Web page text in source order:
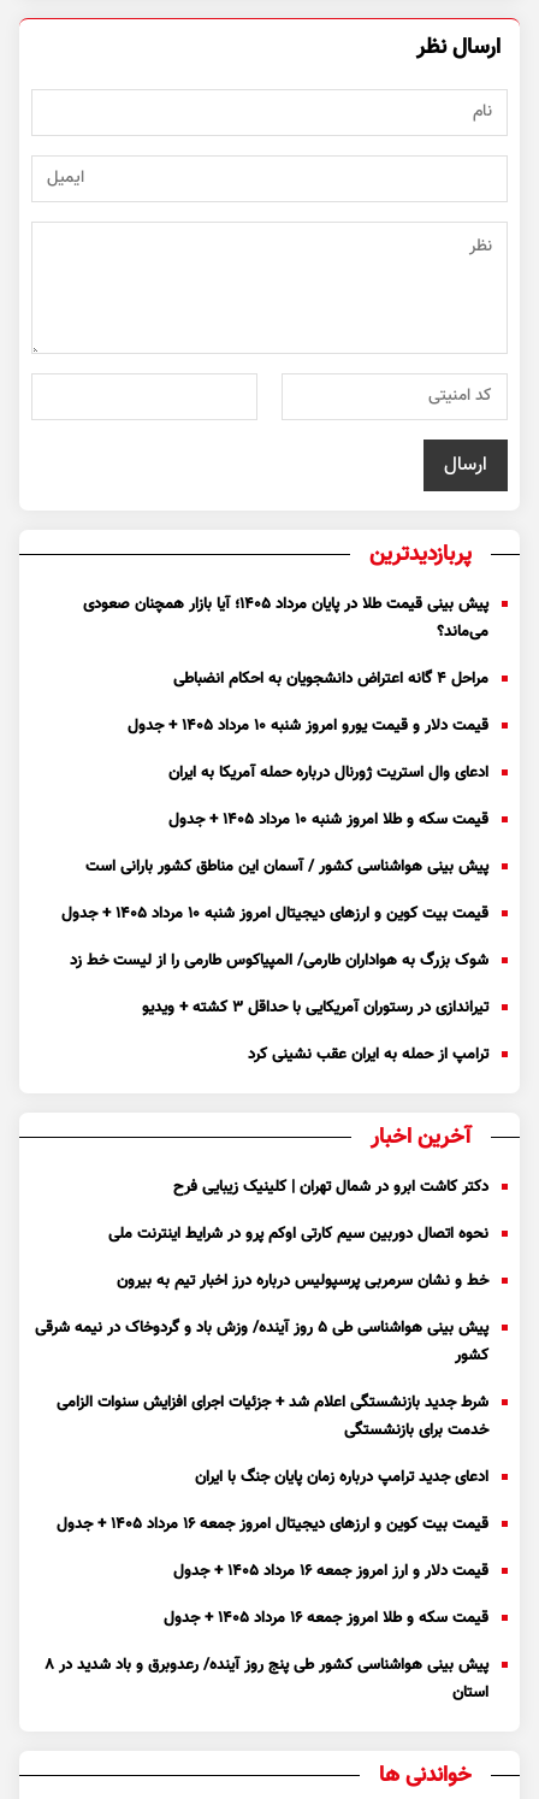
ارسال نظر
پربازدیدترین
پیش بینی قیمت طلا در پایان مرداد 1405؛ آیا بازار همچنان صعودی
می‌ماند؟
مراحل ۴ گانه اعتراض دانشجویان به احکام انضباطی
قیمت دلار و قیمت یورو امروز شنبه ۱۰ مرداد ۱۴۰۵ + جدول
ادعای وال استریت ژورنال درباره حمله آمریکا به ایران
قیمت سکه و طلا امروز شنبه ۱۰ مرداد ۱۴۰۵ + جدول
پیش بینی هواشناسی کشور / آسمان این مناطق کشور بارانی است
قیمت بیت کوین و ارز‌های دیجیتال امروز شنبه ۱۰ مرداد ۱۴۰۵ + جدول
شوک بزرگ به هواداران طارمی/ المپیاکوس طارمی را از لیست خط زد
تیراندازی در رستوران آمریکایی با حداقل ۳ کشته + ویدیو
ترامپ از حمله به ایران عقب نشینی کرد
آخرین اخبار
دکتر کاشت ابرو در شمال تهران | کلینیک زیبایی فرح
نحوه اتصال دوربین سیم کارتی اوکم پرو در شرایط اینترنت ملی
خط و نشان سرمربی پرسپولیس درباره درز اخبار تیم به بیرون
پیش بینی هواشناسی طی ۵ روز آینده/ وزش باد و گردوخاک در نیمه شرقی
کشور
شرط جدید بازنشستگی اعلام شد + جزئیات اجرای افزایش سنوات الزامی
خدمت برای بازنشستگی
ادعای جدید ترامپ درباره زمان پایان جنگ با ایران
قیمت بیت کوین و ارز‌های دیجیتال امروز جمعه ۱۶ مرداد ۱۴۰۵ + جدول
قیمت دلار و ارز امروز جمعه ۱۶ مرداد ۱۴۰۵ + جدول
قیمت سکه و طلا امروز جمعه ۱۶ مرداد ۱۴۰۵ + جدول
پیش بینی هواشناسی کشور طی پنج روز آینده/ رعدوبرق و باد شدید در ۸
استان
خواندنی ها